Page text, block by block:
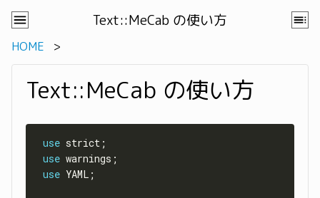
Text::MeCab の使い方
HOME
Text::MeCab の使い方
use
use
use